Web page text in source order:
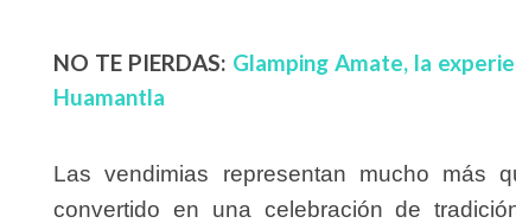
NO TE PIERDAS: Glamping Amate, la
Huamantla
Las vendimias representan mucho
convertido en una celebración de